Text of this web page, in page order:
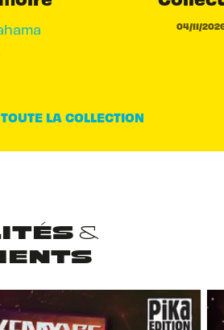
04/11/
LA COLLECTION
&